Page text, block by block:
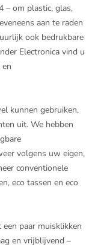
– om plastic, glas,
aan te raden
ook bedrukbare
Electronica vind u
kunnen gebruiken,
uit. We hebben
volgens uw eigen,
conventionele
eco tassen en eco
paar muisklikken
en vrijblijvend –